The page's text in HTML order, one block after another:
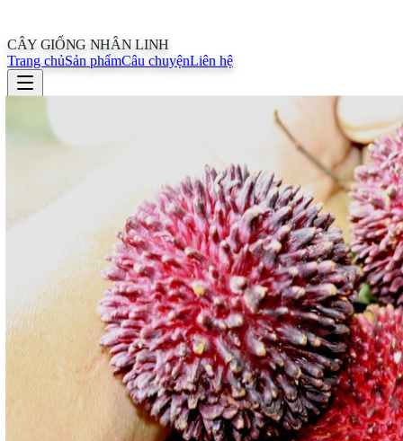
CÂY GIỐNG NHÂN LINH
Trang chủSản phẩmCâu chuyệnLiên hệ